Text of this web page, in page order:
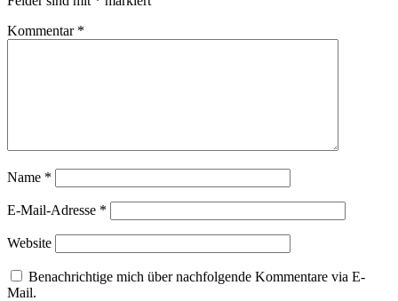
Kommentar *
Name *
E-Mail-Adresse *
Website
Benachrichtige mich über nachfolgende Kommentare via E-
Mail.